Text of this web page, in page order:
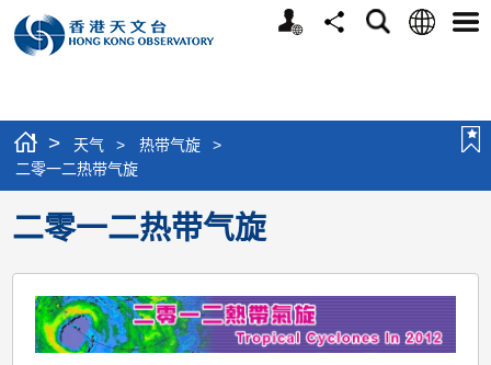
个
分
搜
语
选
> 天气 > 热带气旋
>
二零一二热带气旋
二零一二热带气旋